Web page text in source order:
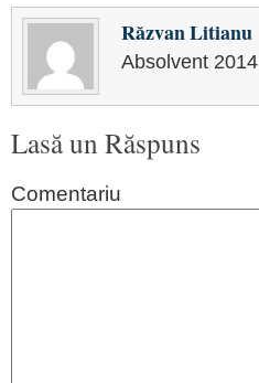
Răzvan Litianu
Absolvent 2014
Lasă un Răspuns
Comentariu